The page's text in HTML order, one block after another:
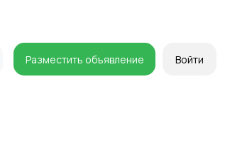
Разместить объявление Войти